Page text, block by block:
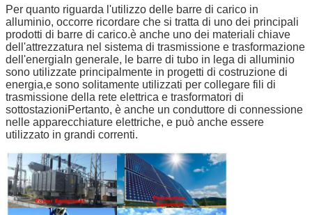
Lasciate un messaggio
Ti richiameremo presto!
Per quanto riguarda l'utilizzo delle barre di carico in
alluminio, occorre ricordare che si tratta di uno dei principali
prodotti di barre di carico.è anche uno dei materiali chiave
dell'attrezzatura nel sistema di trasmissione e trasformazione
dell'energiaIn generale, le barre di tubo in lega di alluminio
sono utilizzate principalmente in progetti di costruzione di
energia,e sono solitamente utilizzati per collegare fili di
trasmissione della rete elettrica e trasformatori di
sottostazioniPertanto, è anche un conduttore di connessione
nelle apparecchiature elettriche, e può anche essere
utilizzato in grandi correnti.